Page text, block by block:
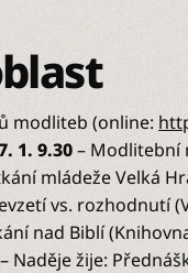
modliteb (online:
1. 9.30– Modlitební
mládeže Velká
vs. rozhodnutí
nad Biblí
– Naděje žije: